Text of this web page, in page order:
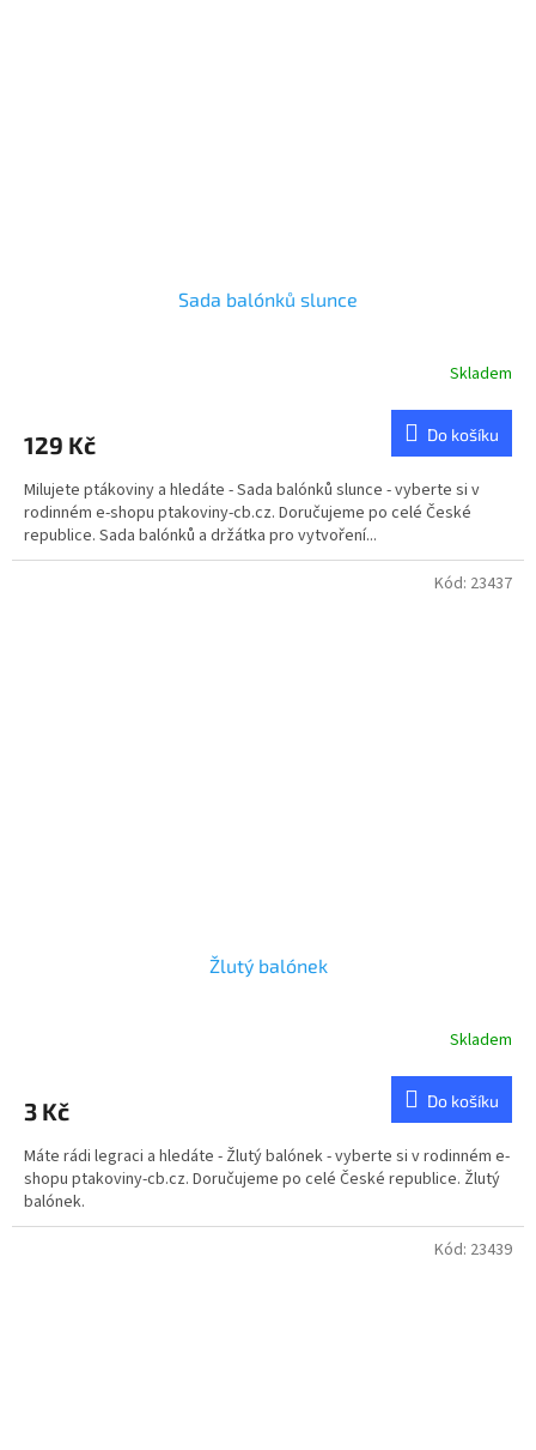
Sada balónků slunce
Skladem
129 Kč Do košíku
Milujete ptákoviny a hledáte - Sada balónků slunce - vyberte si v
rodinném e-shopu ptakoviny-cb.cz. Doručujeme po celé České
republice. Sada balónků a držátka pro vytvoření...
Žlutý balónek
Skladem
3 Kč Do košíku
Máte rádi legraci a hledáte - Žlutý balónek - vyberte si v rodinném e-
shopu ptakoviny-cb.cz. Doručujeme po celé České republice. Žlutý
balónek.
Kód: 23437
Kód: 23439